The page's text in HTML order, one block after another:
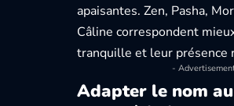
apaisantes. Zen, Pasha,
Câline correspondent
tranquille et leur présence
-
Adapter le nom